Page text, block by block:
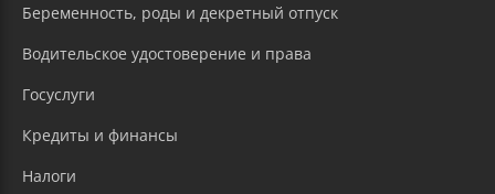
Беременность, роды и декретный отпуск
Водительское удостоверение и права
Госуслуги
Кредиты и финансы
Налоги